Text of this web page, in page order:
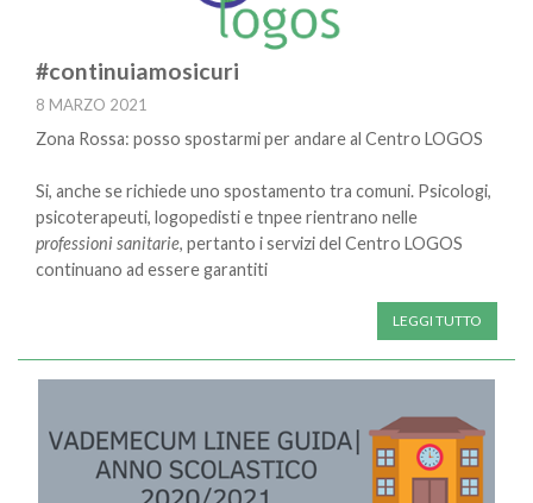
#continuiamosicuri
8 MARZO 2021
Zona Rossa: posso spostarmi per andare al Centro LOGOS
Si, anche se richiede uno spostamento tra comuni. Psicologi,
psicoterapeuti, logopedisti e tnpee rientrano nelle
professioni sanitarie, pertanto i servizi del Centro LOGOS
continuano ad essere garantiti
LEGGI TUTTO